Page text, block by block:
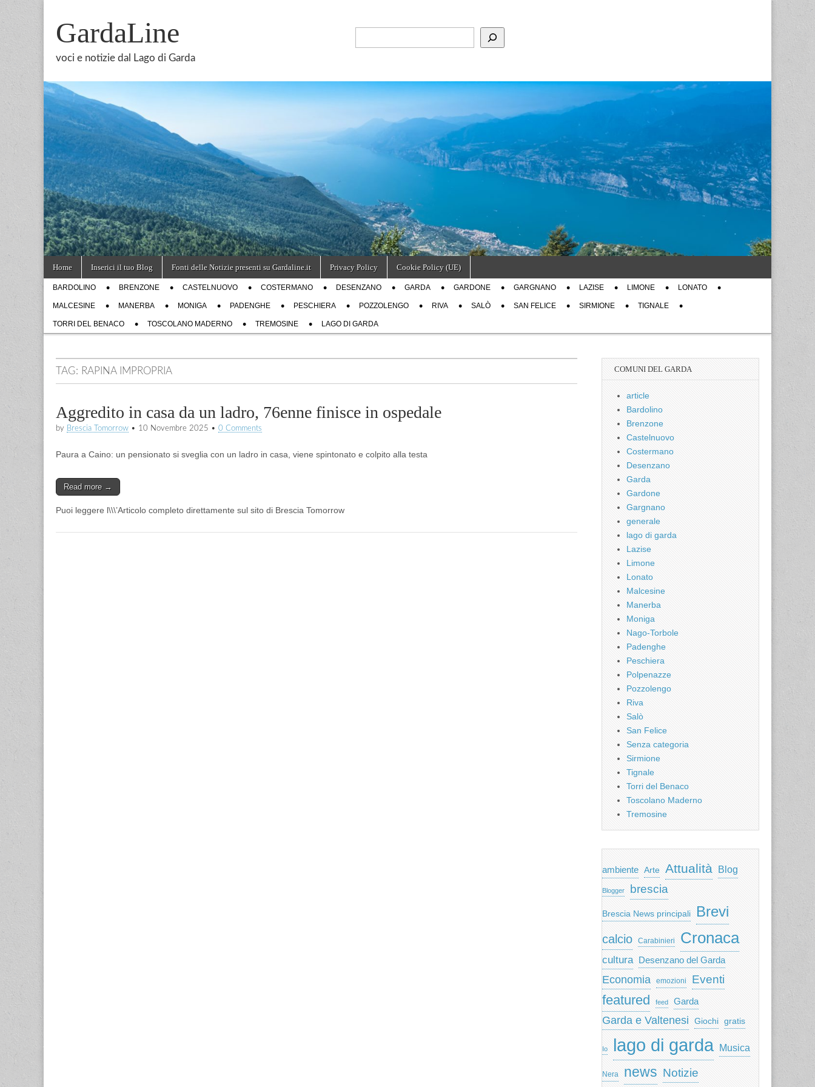
GardaLine
voci e notizie dal Lago di Garda
Main
menu
content
Home Inserici il tuo Blog Fonti delle Notizie presenti su Gardaline.it Privacy Policy Cookie Policy (UE)
SubBARDOLINO BRENZONE CASTELNUOVO COSTERMANO DESENZANO GARDA GARDONE GARGNANO LAZISE LIMONE LONATO
MALCESINE MANERBA MONIGA PADENGHE PESCHIERA POZZOLENGO RIVA SALÒ SAN FELICE SIRMIONE TIGNALE
TORRI DEL BENACO TOSCOLANO MADERNO TREMOSINE LAGO DI GARDA
TAG: RAPINA IMPROPRIA
Aggredito in casa da un ladro, 76enne finisce in ospedale
by Brescia Tomorrow • 10 Novembre 2025 • 0 Comments
Paura a Caino: un pensionato si sveglia con un ladro in casa, viene spintonato e colpito alla testa
Read more →
Puoi leggere l\\\’Articolo completo direttamente sul sito di Brescia Tomorrow
COMUNI DEL GARDA
article
Bardolino
Brenzone
Castelnuovo
Costermano
Desenzano
Garda
Gardone
Gargnano
generale
lago di garda
Lazise
Limone
Lonato
Malcesine
Manerba
Moniga
Nago-Torbole
Padenghe
Peschiera
Polpenazze
Pozzolengo
Riva
Salò
San Felice
Senza categoria
Sirmione
Tignale
Torri del Benaco
Toscolano Maderno
Tremosine
ambiente Arte Attualità Blog
Blogger brescia
Brescia News principali Brevi
calcio Carabinieri Cronaca
cultura Desenzano del Garda
Economia emozioni Eventi
featured feed Garda
Garda e Valtenesi Giochi gratis
Io lago di garda Musica
Nera news Notizie